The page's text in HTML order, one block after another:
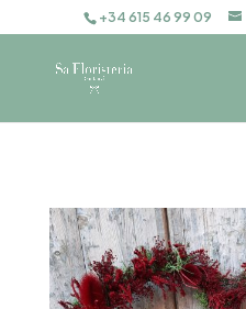
+34 615 46 99 09